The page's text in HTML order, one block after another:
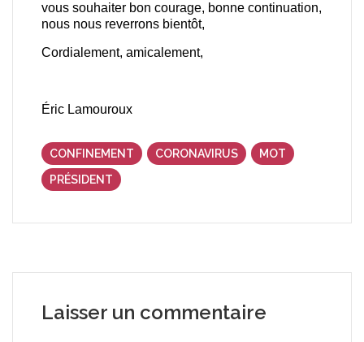
vous souhaiter bon courage, bonne continuation,
nous nous reverrons bientôt,
Cordialement, amicalement,
Éric Lamouroux
CONFINEMENT CORONAVIRUS
MOT
PRÉSIDENT
Laisser un commentaire